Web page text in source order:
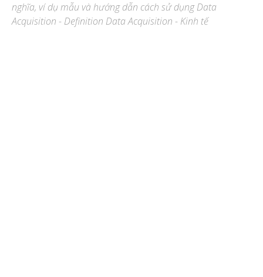
nghĩa, ví dụ mẫu và hướng dẫn cách sử dụng Data
Acquisition - Definition Data Acquisition - Kinh tế